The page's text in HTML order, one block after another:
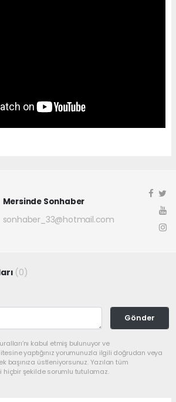
Mersinde Sonhaber
sonhaber_33@hotmail.com
(0)
Gönder
kabul etmiş bulunuyor ve
yaptığınız yorumunuzla ilgili doğrudan veya
başınıza üstleniyorsunuz. Yazılan tüm
şekilde sorumlu tutulamaz.